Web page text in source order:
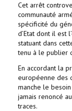
Cet arrêt
communauté
spécificité du
d’Etat dont il est
statuant dans
tenu à le publier
En accordant la
européenne des
manche le
jamais renoncé
traces.